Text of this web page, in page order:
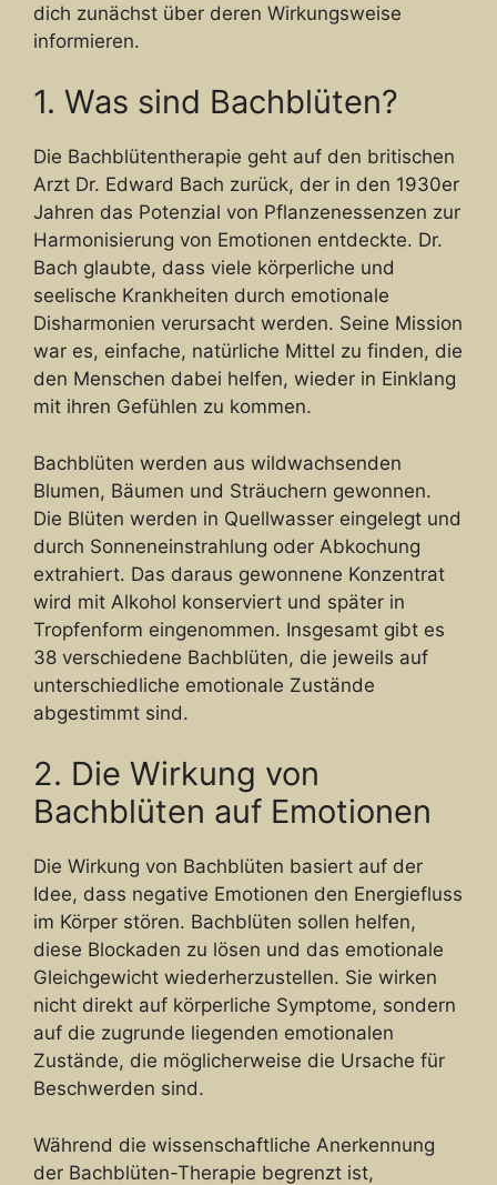
dich zunächst über deren Wirkungsweise
informieren.
1. Was sind Bachblüten?
Die Bachblütentherapie geht auf den britischen
Arzt Dr. Edward Bach zurück, der in den 1930er
Jahren das Potenzial von Pflanzenessenzen zur
Harmonisierung von Emotionen entdeckte. Dr.
Bach glaubte, dass viele körperliche und
seelische Krankheiten durch emotionale
Disharmonien verursacht werden. Seine Mission
war es, einfache, natürliche Mittel zu finden, die
den Menschen dabei helfen, wieder in Einklang
mit ihren Gefühlen zu kommen.
Bachblüten werden aus wildwachsenden
Blumen, Bäumen und Sträuchern gewonnen.
Die Blüten werden in Quellwasser eingelegt und
durch Sonneneinstrahlung oder Abkochung
extrahiert. Das daraus gewonnene Konzentrat
wird mit Alkohol konserviert und später in
Tropfenform eingenommen. Insgesamt gibt es
38 verschiedene Bachblüten, die jeweils auf
unterschiedliche emotionale Zustände
abgestimmt sind.
2. Die Wirkung von
Bachblüten auf Emotionen
Die Wirkung von Bachblüten basiert auf der
Idee, dass negative Emotionen den Energiefluss
im Körper stören. Bachblüten sollen helfen,
diese Blockaden zu lösen und das emotionale
Gleichgewicht wiederherzustellen. Sie wirken
nicht direkt auf körperliche Symptome, sondern
auf die zugrunde liegenden emotionalen
Zustände, die möglicherweise die Ursache für
Beschwerden sind.
Während die wissenschaftliche Anerkennung
der Bachblüten-Therapie begrenzt ist,